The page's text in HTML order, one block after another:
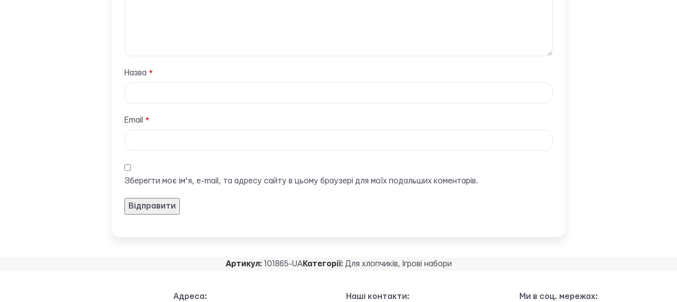
Назва *
Email *
Зберегти моє ім'я, e-mail, та адресу сайту в цьому браузері для моїх подальших коментарів.
Артикул: 101865-UAКатегорії: Для хлопчиків, Ігрові набори
Адреса: Наші контакти: Ми в соц. мережах: